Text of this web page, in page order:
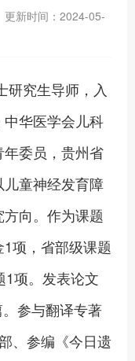
更新时间：2024-05-
研究生导师，入
华医学会儿科
委员，贵州省
童神经发育障
向。作为课题
项，省部级课题
1项。发表论文
参与翻译专著
、参编《今日遗